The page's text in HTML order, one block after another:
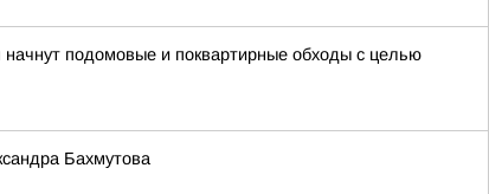
начнут подомовые и поквартирные обходы с целью
Бахмутова